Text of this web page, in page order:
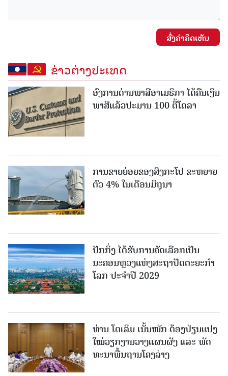
ສົ່ງຄໍາຄິດເຫັນ
ຂ່າວຕ່າງປະເທດ
ອົງການດ່ານພາສີອາເມຣິກາ ໄດ້ຄືນເງິນ
ພາສີແລ້ວປະມານ 100 ຕື້ໂດລາ
ການຂາຍຍ່ອຍຂອງສິງກະໂປ ຂະຫຍາຍ
ຕົວ 4% ໃນເດືອນມິຖຸນາ
ປັກກິ່ງ ໄດ້ຮັບການຄັດເລືອກເປັນ
ນະຄອນຫຼວງແຫ່ງສະຖາປັດຕະຍະກຳ
ໂລກ ປະຈຳປີ 2029
ທ່ານ ໂຕ​ເລິມ ເນັ້ນໜັກ ຕ້ອງ​ປ່ຽນ​ແປງ​
ໃໝ່​ວຽກ​ງານ​ວາງ​ແຜນ​ຜັງ ແລະ ​ພັດ​
ທະ​ນາ​ພື້ນ​ຖານ​ໂຄງ​ລ່າງ